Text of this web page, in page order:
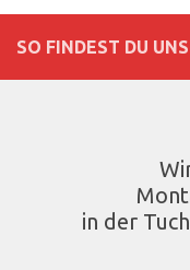
SO FINDEST DU UNS
in der